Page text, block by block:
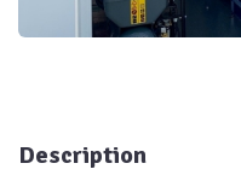
Description